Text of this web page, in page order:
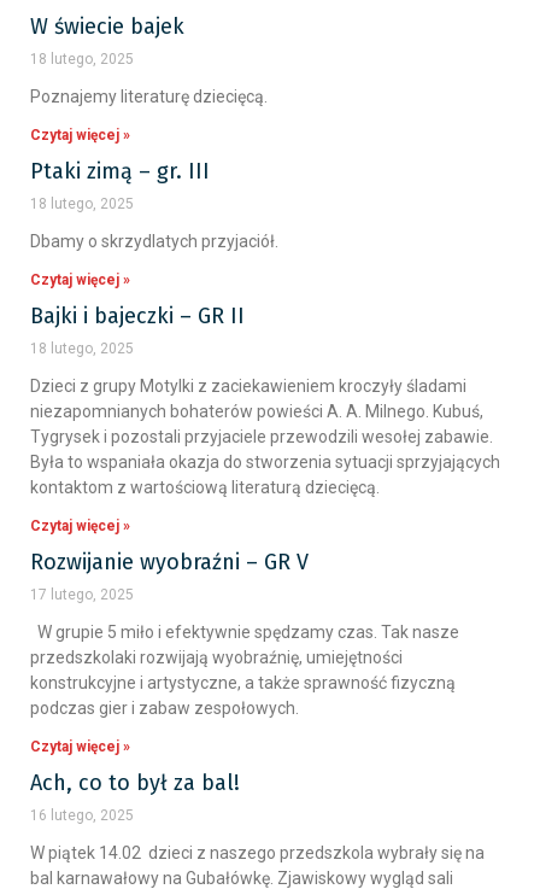
W świecie bajek
18 lutego, 2025
Poznajemy literaturę dziecięcą.
Czytaj więcej »
Ptaki zimą – gr. III
18 lutego, 2025
Dbamy o skrzydlatych przyjaciół.
Czytaj więcej »
Bajki i bajeczki – GR II
18 lutego, 2025
Dzieci z grupy Motylki z zaciekawieniem kroczyły śladami
niezapomnianych bohaterów powieści A. A. Milnego. Kubuś,
Tygrysek i pozostali przyjaciele przewodzili wesołej zabawie.
Była to wspaniała okazja do stworzenia sytuacji sprzyjających
kontaktom z wartościową literaturą dziecięcą.
Czytaj więcej »
Rozwijanie wyobraźni – GR V
17 lutego, 2025
W grupie 5 miło i efektywnie spędzamy czas. Tak nasze
przedszkolaki rozwijają wyobraźnię, umiejętności
konstrukcyjne i artystyczne, a także sprawność fizyczną
podczas gier i zabaw zespołowych.
Czytaj więcej »
Ach, co to był za bal!
16 lutego, 2025
W piątek 14.02 dzieci z naszego przedszkola wybrały się na
bal karnawałowy na Gubałówkę. Zjawiskowy wygląd sali